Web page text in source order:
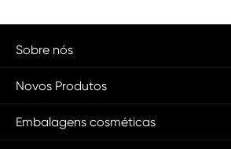
Sobre nós
Novos Produtos
Embalagens cosméticas